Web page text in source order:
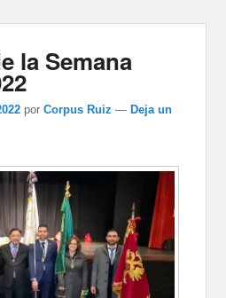
la Semana
porCorpus Ruiz — Deja un